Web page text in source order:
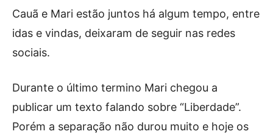
Cauã e Mari estão juntos há algum tempo, entre
idas e vindas, deixaram de seguir nas redes
sociais.
Durante o último termino Mari chegou a
publicar um texto falando sobre “Liberdade”.
Porém a separação não durou muito e hoje os